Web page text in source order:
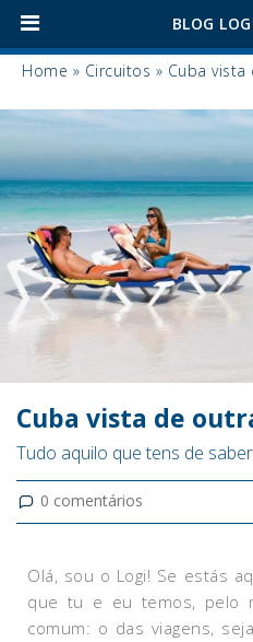
BLOG
Home » Circuitos » Cuba
Cuba vista de
Tudo aquilo que tens de
0 comentários
Olá, sou o Logi! Se estás
que tu e eu temos, pelo
comum: o das viagens,